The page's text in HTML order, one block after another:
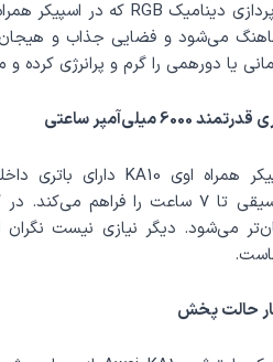
می‌شود و فضایی جذاب و
یا دورهمی را گرم و پرانرژی
6000 میلی‌آمپر ساعتی
می‌شود. دیگر نیازی نیست نگران
حالت پخش